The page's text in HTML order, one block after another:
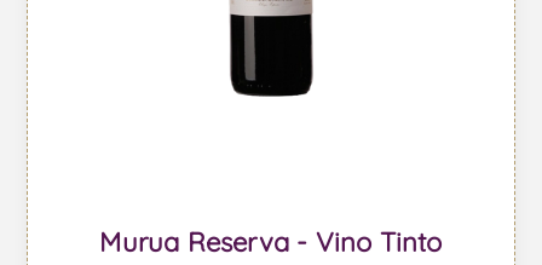
Murua Reserva - Vino Tinto